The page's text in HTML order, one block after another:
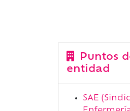
Puntos
entidad
SAE